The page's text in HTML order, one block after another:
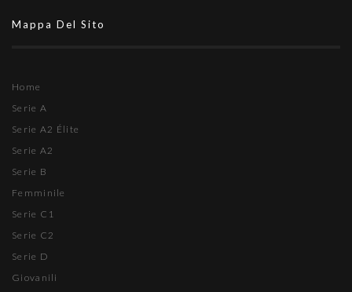
Mappa Del Sito
Home
Serie A
Serie A2 Élite
Serie A2
Serie B
Femminile
Serie C1
Serie C2
Serie D
Giovanili